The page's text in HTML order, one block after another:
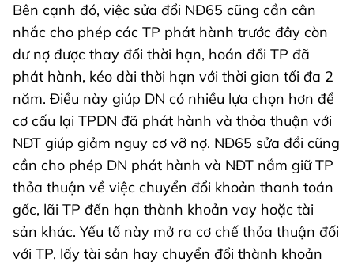
Bên cạnh đó, việc sửa đổi NĐ65 cũng cần cân
nhắc cho phép các TP phát hành trước đây còn
dư nợ được thay đổi thời hạn, hoán đổi TP đã
phát hành, kéo dài thời hạn với thời gian tối đa 2
năm. Điều này giúp DN có nhiều lựa chọn hơn để
cơ cấu lại TPDN đã phát hành và thỏa thuận với
NĐT giúp giảm nguy cơ vỡ nợ. NĐ65 sửa đổi cũng
cần cho phép DN phát hành và NĐT nắm giữ TP
thỏa thuận về việc chuyển đổi khoản thanh toán
gốc, lãi TP đến hạn thành khoản vay hoặc tài
sản khác. Yếu tố này mở ra cơ chế thỏa thuận đối
với TP, lấy tài sản hay chuyển đổi thành khoản